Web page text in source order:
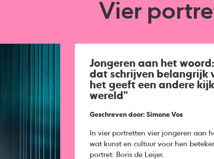
Vier
Jongeren aan het
dat schrijven belangrijk
het geeft een andere
wereld"
Geschreven door: Simone Vos
In vier portretten vier jongeren aan
wat kunst en cultuur voor hen
portret: Boris de Leijer.